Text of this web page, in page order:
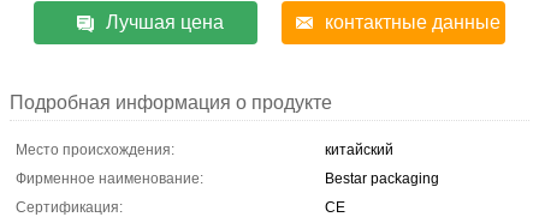
Лучшая цена контактные данные
Подробная информация о продукте
Место происхождения:
китайский
Фирменное наименование:
Bestar packaging
Сертификация:
CE